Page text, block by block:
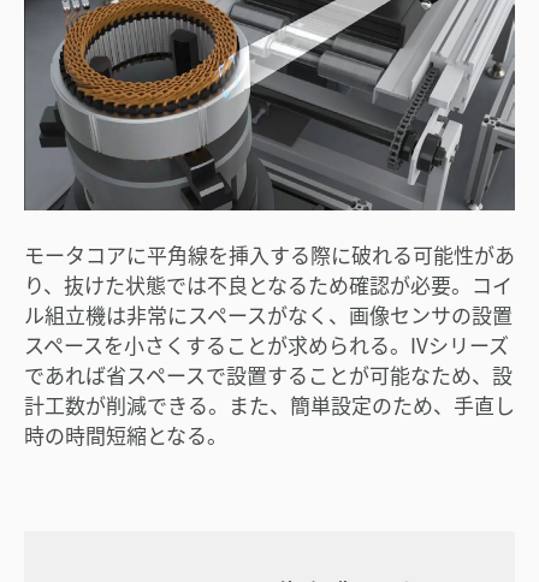
モータコアに平角線を挿入する際に破れる可能性があ
り、抜けた状態では不良となるため確認が必要。コイ
ル組立機は非常にスペースがなく、画像センサの設置
スペースを小さくすることが求められる。IVシリーズ
であれば省スペースで設置することが可能なため、設
計工数が削減できる。また、簡単設定のため、手直し
時の時間短縮となる。